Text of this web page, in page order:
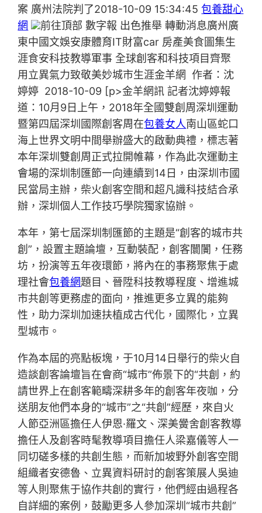
案 廣州法院判了2018-10-09 15:34:45包養甜心
網
前往頂部 數字報 出色推舉 轉動消息廣州廣
東中國文娛安康體育IT財富car 房產美食圖集生
涯食安科技教導軍事 全球創客和科技項目齊聚
用立異氣力致敬美妙城市生涯金羊網 作者：沈
婷婷 2018-10-09 [p>金羊網訊 記者沈婷婷報
道：10月9日上午，2018年全國雙創周深圳運動
暨第四屆深圳國際創客周在包養女人南山區蛇口
海上世界文明中間舉辦盛大的啟動典禮，標志著
本年深圳雙創周正式拉開帷幕，作為此次運動主
會場的深圳制匯節一向連續到14日，由深圳市國
民當局主辦，柴火創客空間和超凡識科技結合承
辦，深圳個人工作技巧學院獨家協辦。
本年，第七屆深圳制匯節的主題是“創客的城市共
創”，設置主題論壇，互動裝配，創客闤闠，任務
坊，扮演等五年夜環節，將內在的事務聚焦于處
理社會包養網題目、晉陞科技教導程度、增進城
市共創等更務虛的面向，推進更多立異的能夠
性，助力深圳加速扶植成古代化，國際化，立異
型城市。
作為本屆的亮點板塊，于10月14日舉行的柴火自
造談創客論壇旨在會商“城市”佈景下的“共創，約
請世界上在創客範疇深耕多年的創客年夜咖，分
送朋友他們本身的“城市”之“共創”經歷，來自火
人節亞洲區擔任人伊恩·羅文、深美黌舍創客教導
擔任人及創客時髦教導項目擔任人梁嘉儀等人一
同切磋多樣的共創生態，而新加坡野外創客空間
組織者安德魯、立異資料研討的創客策展人吳迪
等人則聚焦于協作共創的實行，他們經由過程各
自詳細的案例，鼓勵更多人參加深圳“城市共創”